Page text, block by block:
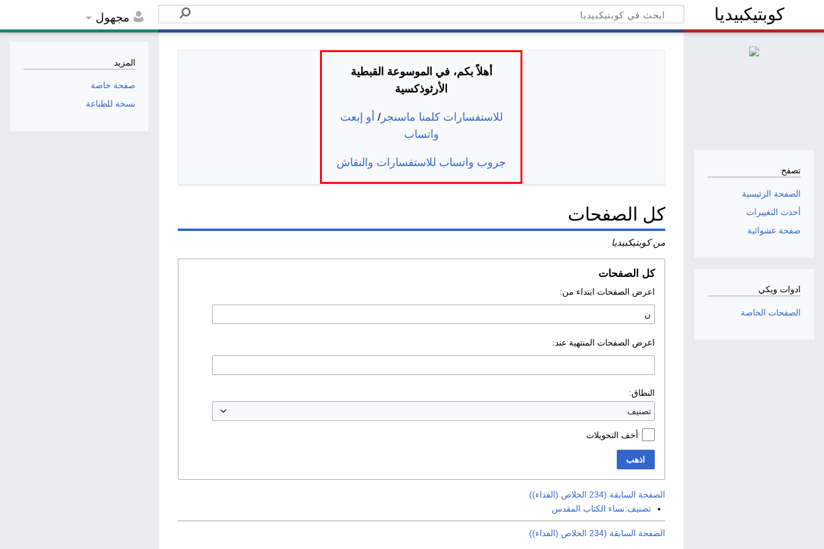
مجهول كوبتيكبيديا
أهلاً بكم، في الموسوعة القبطية
الأرثوذكسية
للاستفسارات كلمنا ماسنجر/ أو إبعت
واتساب
جروب واتساب للاستفسارات والنقاش
كل الصفحات
من كوبتيكبيديا
كل الصفحات
اعرض الصفحات ابتداء من:
اعرض الصفحات المنتهية عند:
النطاق:
تصنيف
أخف التحويلات
اذهب
الصفحة السابقة (234 الخلاص (الفداء))
تصنيف:نساء الكتاب المقدس
الصفحة السابقة (234 الخلاص (الفداء))
تصفح
الصفحة الرئيسية
أحدث التغييرات
صفحة عشوائية
ادوات ويكي
الصفحات الخاصة
المزيد
صفحة خاصة
نسخة للطباعة